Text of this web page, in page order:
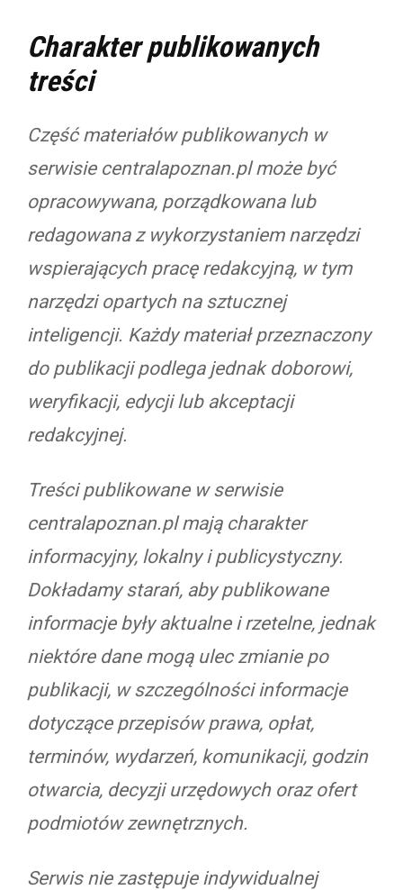
Charakter publikowanych
treści
Część materiałów publikowanych w
serwisie centralapoznan.pl może być
opracowywana, porządkowana lub
redagowana z wykorzystaniem narzędzi
wspierających pracę redakcyjną, w tym
narzędzi opartych na sztucznej
inteligencji. Każdy materiał przeznaczony
do publikacji podlega jednak doborowi,
weryfikacji, edycji lub akceptacji
redakcyjnej.
Treści publikowane w serwisie
centralapoznan.pl mają charakter
informacyjny, lokalny i publicystyczny.
Dokładamy starań, aby publikowane
informacje były aktualne i rzetelne, jednak
niektóre dane mogą ulec zmianie po
publikacji, w szczególności informacje
dotyczące przepisów prawa, opłat,
terminów, wydarzeń, komunikacji, godzin
otwarcia, decyzji urzędowych oraz ofert
podmiotów zewnętrznych.
Serwis nie zastępuje indywidualnej